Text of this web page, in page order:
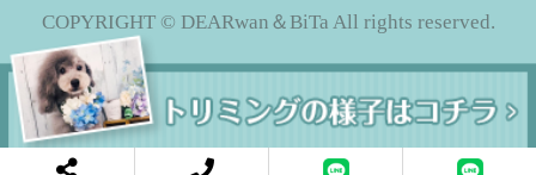
COPYRIGHT © DEARwan＆BiTa All rights reserved.